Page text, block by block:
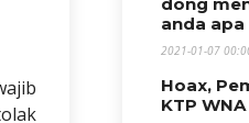
anda apa
2021-01-07
Hoax,
KTP